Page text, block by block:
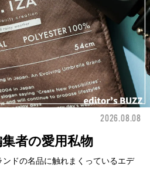
2026.08.08
者の愛用私物
ドの名品に触れまくっているエデ